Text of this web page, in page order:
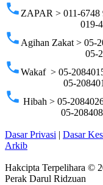
phone ZAPAR > 011-6748
019-400
phone Agihan Zakat > 05-
05-
phoneWakaf > 05-
05-
phone Hibah > 05-
05-
Dasar Privasi | Dasar
Arkib
Hakcipta Terpelihara ©
Perak Darul Ridzuan